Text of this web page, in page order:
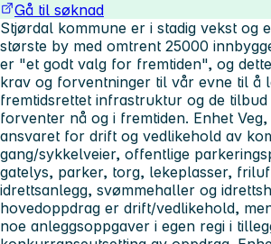
Gå til søknad
Stjørdal kommune er i stadig vekst og
største by med omtrent 25000
er "et godt valg for fremtiden", og
krav og forventninger til vår evne til å
fremtidsrettet infrastruktur og de
forventer nå og i fremtiden. Enhet
ansvaret for drift og vedlikehold av
gang/sykkelveier, offentlige
gatelys, parker, torg, lekeplasser,
idrettsanlegg, svømmehaller og
hovedoppdrag er drift/vedlikehold,
noe anleggsoppgaver i egen regi i